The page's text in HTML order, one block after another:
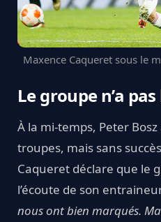
Maxence Caqueret sous le
Le groupe n’a
À la mi-temps, Peter
troupes, mais sans
Caqueret déclare que le
l’écoute de son
nous ont bien marqués.